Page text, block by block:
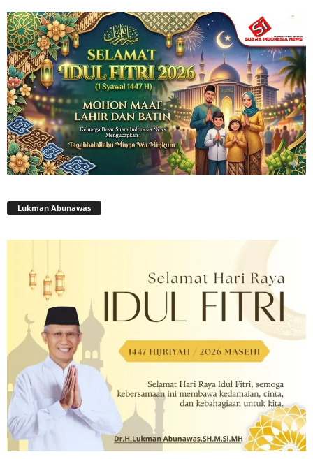
Lukman Abunawas